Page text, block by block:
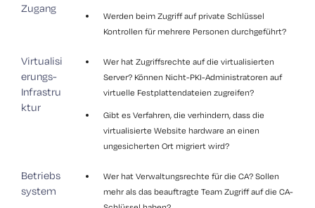
Zugang
Werden beim Zugriff auf private Schlüssel
Kontrollen für mehrere Personen durchgeführt?
Virtualisi
erungs-
Infrastru
ktur
Wer hat Zugriffsrechte auf die virtualisierten
Server? Können Nicht-PKI-Administratoren auf
virtuelle Festplattendateien zugreifen?
Gibt es Verfahren, die verhindern, dass die
virtualisierte Website hardware an einen
ungesicherten Ort migriert wird?
Betriebs
system
Wer hat Verwaltungsrechte für die CA? Sollen
mehr als das beauftragte Team Zugriff auf die CA-